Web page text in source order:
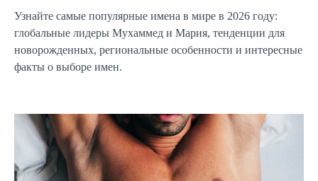
Узнайте самые популярные имена в мире в 2026 году:
глобальные лидеры Мухаммед и Мария, тенденции для
новорожденных, региональные особенности и интересные
факты о выборе имен.